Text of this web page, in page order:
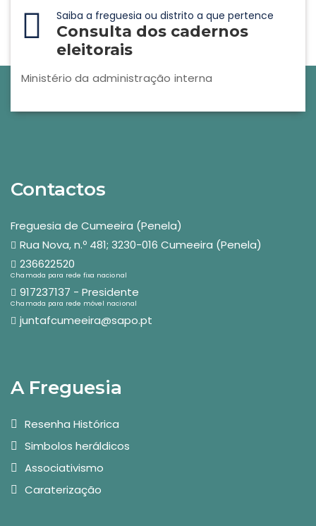
Saiba a freguesia ou distrito a que pertence
Consulta dos cadernos
eleitorais
Ministério da administração interna
Contactos
Freguesia de Cumeeira (Penela)
Rua Nova, n.º 481; 3230-016 Cumeeira (Penela)
236622520
Chamada para rede fixa nacional
917237137 - Presidente
Chamada para rede móvel nacional
juntafcumeeira@sapo.pt
A Freguesia
Resenha Histórica
Simbolos heráldicos
Associativismo
Caraterização